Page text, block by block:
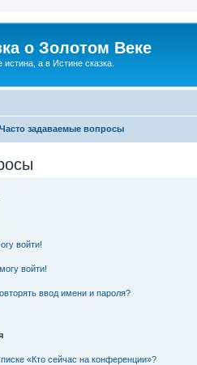
о Золотом Веке
истина, а в Истине сказка.
Часто задаваемые вопросы
войти!
войти!
ввод имени и пароля?
«Кто сейчас на конференции»?